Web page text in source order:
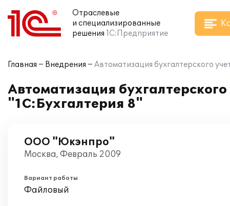
Отраслевые
и специализированные
решения 1С:Предприятие
Главная Внедрения Автоматизация бухгалтерского
Автоматизация
"1С:Бухгалтерия 8"
ООО "Юкэнпро"
Москва, Февраль 2009
Вариант работы
Файловый